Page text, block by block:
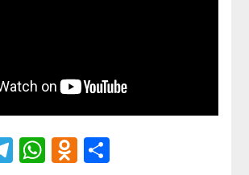
Telegram
WhatsApp
Odnoklassniki
Отправить